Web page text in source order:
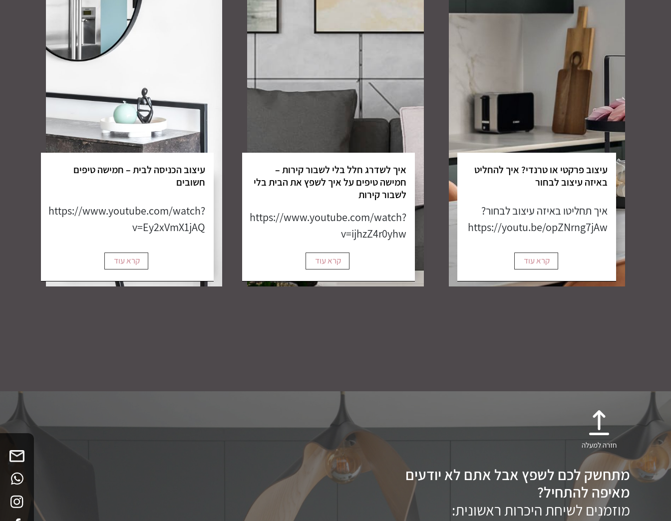
עיצוב פרקטי או טרנדי? איך להחליט
באיזה עיצוב לבחור
איך תחליטו באיזה עיצוב לבחור?
https://youtu.be/opZNrng7jAw
קרא עוד
איך לשדרג חלל בלי לשבור קירות –
חמישה טיפים על איך לשפץ את הבית בלי
לשבור קירות
https://www.youtube.com/watch?
v=ijhzZ4r0yhw
קרא עוד
עיצוב הכניסה לבית – חמישה טיפים
חשובים
https://www.youtube.com/watch?
v=Ey2xVmX1jAQ
קרא עוד
חזרה למעלה
מתחשק לכם לשפץ אבל אתם לא יודעים
מאיפה להתחיל?
מוזמנים לשיחת היכרות ראשונית: